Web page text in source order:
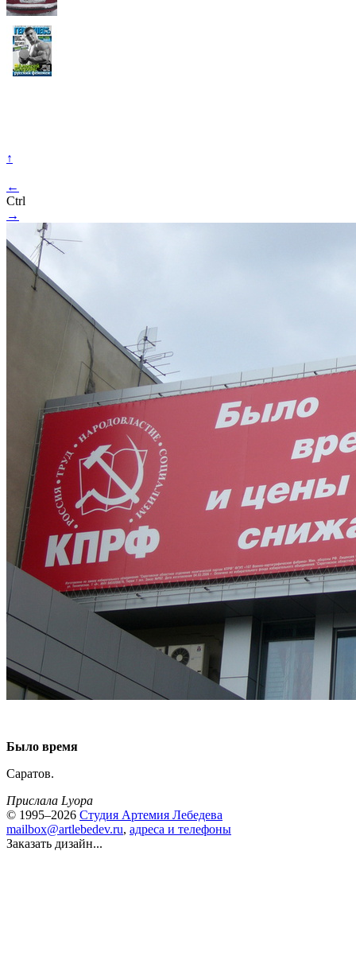
↑
←
Ctrl
→
Было время
Саратов.
Прислала Lyopa
© 1995–2026 Студия Артемия Лебедева
mailbox@artlebedev.ru, адреса и телефоны
Заказать дизайн...